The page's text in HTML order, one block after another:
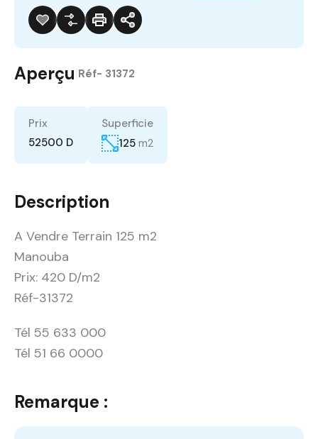
Aperçu Réf- 31372
Prix
52500 D
Superficie
125 m2
Description
A Vendre Terrain 125 m2
Manouba
Prix: 420 D/m2
Réf-31372
Tél 55 633 000
Tél 51 66 0000
Remarque :